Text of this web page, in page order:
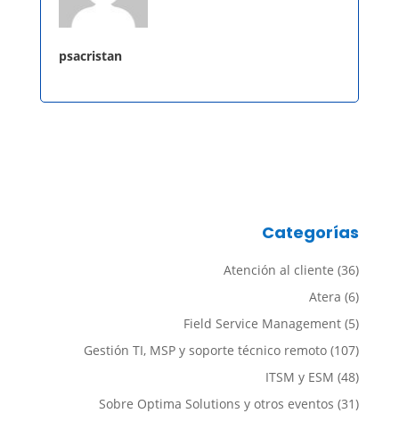
psacristan
Categorías
Atención al cliente (36)
Atera (6)
Field Service Management (5)
Gestión TI, MSP y soporte técnico remoto (107)
ITSM y ESM (48)
Sobre Optima Solutions y otros eventos (31)